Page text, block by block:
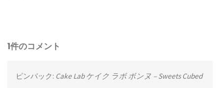
1件のコメント
ピンバック: Cake Lab ケイク ラボ ボンヌ – Sweets Cubed